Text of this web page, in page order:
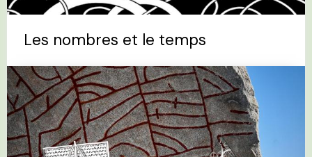
Les nombres et le temps